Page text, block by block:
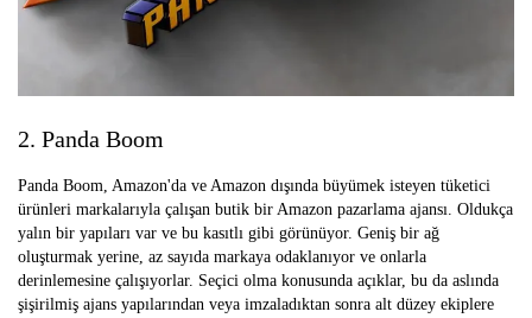
2. Panda Boom
Panda Boom, Amazon'da ve Amazon dışında büyümek isteyen tüketici
ürünleri markalarıyla çalışan butik bir Amazon pazarlama ajansı. Oldukça
yalın bir yapıları var ve bu kasıtlı gibi görünüyor. Geniş bir ağ
oluşturmak yerine, az sayıda markaya odaklanıyor ve onlarla
derinlemesine çalışıyorlar. Seçici olma konusunda açıklar, bu da aslında
şişirilmiş ajans yapılarından veya imzaladıktan sonra alt düzey ekiplere